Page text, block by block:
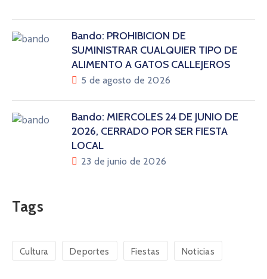
Bando: PROHIBICIÓN DE
SUMINISTRAR CUALQUIER TIPO DE
ALIMENTO A GATOS CALLEJEROS
5 de agosto de 2026
Bando: MIÉRCOLES 24 DE JUNIO DE
2026, CERRADO POR SER FIESTA
LOCAL
23 de junio de 2026
Tags
Cultura Deportes Fiestas Noticias